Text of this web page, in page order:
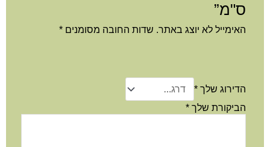
ס"מ”
האימייל לא יוצג באתר. שדות החובה מסומנים *
הדירוג שלך *
הביקורת שלך *